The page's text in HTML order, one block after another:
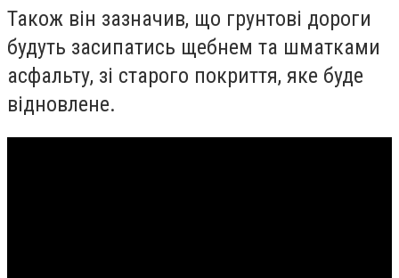
Також він зазначив, що грунтові дороги
будуть засипатись щебнем та шматками
асфальту, зі старого покриття, яке буде
відновлене.